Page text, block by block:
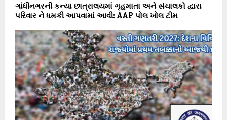
ગાંધીનગરની કન્યા છાત્રાલયમાં ગૃહમાતા અને સંચાલકો દ્વારા
પરિવાર ને ધમકી આપવામાં આવી: AAP પોલ ખોલ ટીમ